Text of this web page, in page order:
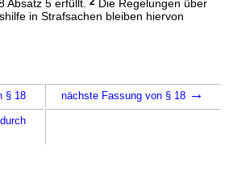
Absatz 5 erfüllt.
Die Regelungen über
in Strafsachen bleiben hiervon
§ 18 nächste Fassung von § 18 →